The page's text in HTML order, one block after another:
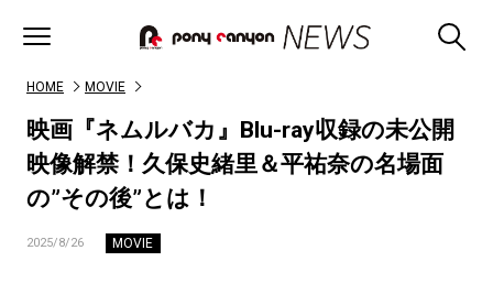
HOME MOVIE
映画『ネムルバカ』Blu-ray収録の未公開
映像解禁！久保史緒里＆平祐奈の名場面
の”その後”とは！
2025/8/26 MOVIE